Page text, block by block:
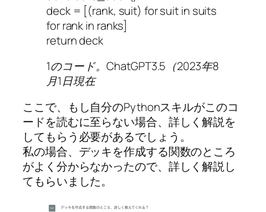
deck = [(rank, suit) for suit in suits
for rank in ranks]
return deck
1のコード。ChatGPT3.5（2023年8
月1日現在
ここで、もし自分のPythonスキルがこのコ
ードを読むに至らない場合、詳しく解説を
してもらう必要があるでしょう。
私の場合、デッキを作成する関数のところ
がよく分からなかったので、詳しく解説し
てもらいました。